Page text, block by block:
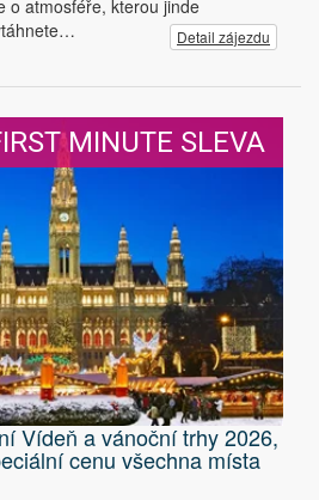
o atmosféře, kterou jinde
Detail zájezdu
MINUTE SLEVA
Vídeň a vánoční trhy 2026,
cenu všechna místa